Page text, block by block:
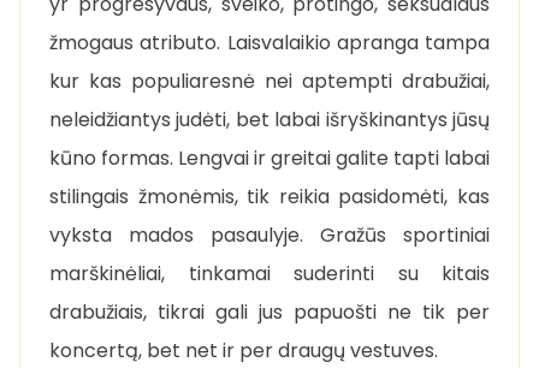
žmogaus atributo. Laisvalaikio apranga tampa
kur kas populiaresnė nei aptempti drabužiai,
neleidžiantys judėti, bet labai išryškinantys jūsų
kūno formas. Lengvai ir greitai galite tapti labai
stilingais žmonėmis, tik reikia pasidomėti, kas
vyksta mados pasaulyje. Gražūs sportiniai
marškinėliai, tinkamai suderinti su kitais
drabužiais, tikrai gali jus papuošti ne tik per
koncertą, bet net ir per draugų vestuves.